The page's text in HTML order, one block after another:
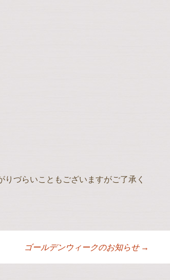
づらいこともございますがご了承く
ゴールデンウィークのお知らせ →